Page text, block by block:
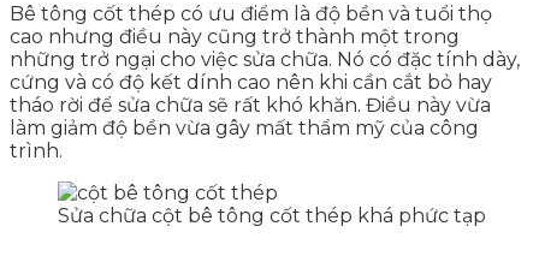
Bê tông cốt thép có ưu điểm là độ bền và tuổi thọ
cao nhưng điều này cũng trở thành một trong
những trở ngại cho việc sửa chữa. Nó có đặc tính dày,
cứng và có độ kết dính cao nên khi cần cắt bỏ hay
tháo rời để sửa chữa sẽ rất khó khăn. Điều này vừa
làm giảm độ bền vừa gây mất thẩm mỹ của công
trình.
Sửa chữa cột bê tông cốt thép khá phức tạp